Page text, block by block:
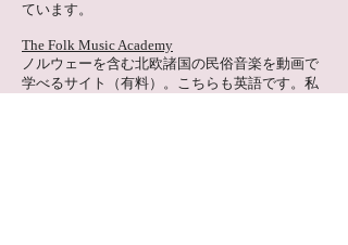
ています。
The Folk Music Academy
ノルウェーを含む北欧諸国の民俗音楽を動画で
学べるサイト（有料）。こちらも英語です。私